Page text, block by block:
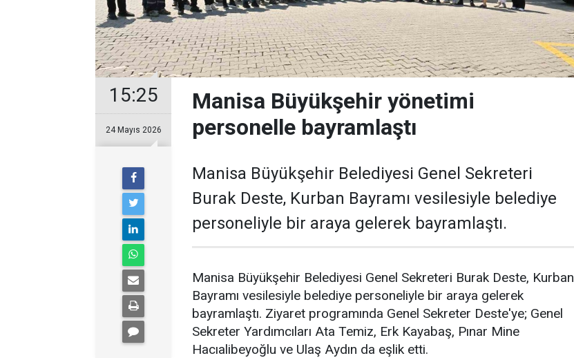
15:25
24 Mayıs 2026
Manisa Büyükşehir yönetimi
personelle bayramlaştı
Manisa Büyükşehir Belediyesi Genel Sekreteri
Burak Deste, Kurban Bayramı vesilesiyle belediye
personeliyle bir araya gelerek bayramlaştı.
Manisa Büyükşehir Belediyesi Genel Sekreteri Burak Deste, Kurban
Bayramı vesilesiyle belediye personeliyle bir araya gelerek
bayramlaştı. Ziyaret programında Genel Sekreter Deste'ye; Genel
Sekreter Yardımcıları Ata Temiz, Erk Kayabaş, Pınar Mine
Hacıalibeyoğlu ve Ulaş Aydın da eşlik etti.